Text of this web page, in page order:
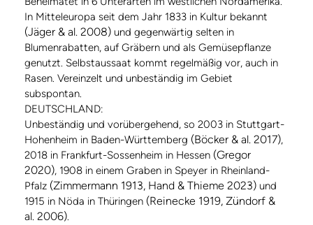
In Mitteleuropa seit dem Jahr 1833 in Kultur bekannt
(Jäger & al. 2008) und gegenwärtig selten in
Blumenrabatten, auf Gräbern und als Gemüsepflanze
genutzt. Selbstaussaat kommt regelmäßig vor, auch in
Rasen. Vereinzelt und unbeständig im Gebiet
subspontan.
DEUTSCHLAND:
Unbeständig und vorübergehend, so 2003 in Stuttgart-
Hohenheim in Baden-Württemberg (Böcker & al. 2017),
2018 in Frankfurt-Sossenheim in Hessen (Gregor
2020), 1908 in einem Graben in Speyer in Rheinland-
Pfalz (Zimmermann 1913, Hand & Thieme 2023) und
1915 in Nöda in Thüringen (Reinecke 1919, Zündorf &
al. 2006).